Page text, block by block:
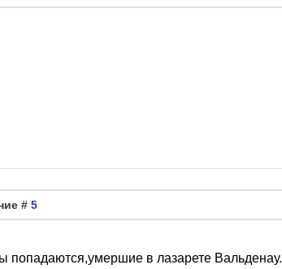
# 5
попадаются,умершие в лазарете Вальденау.